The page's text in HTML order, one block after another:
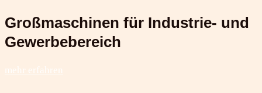
Großmaschinen für Industrie- und
Gewerbebereich
mehr erfahren